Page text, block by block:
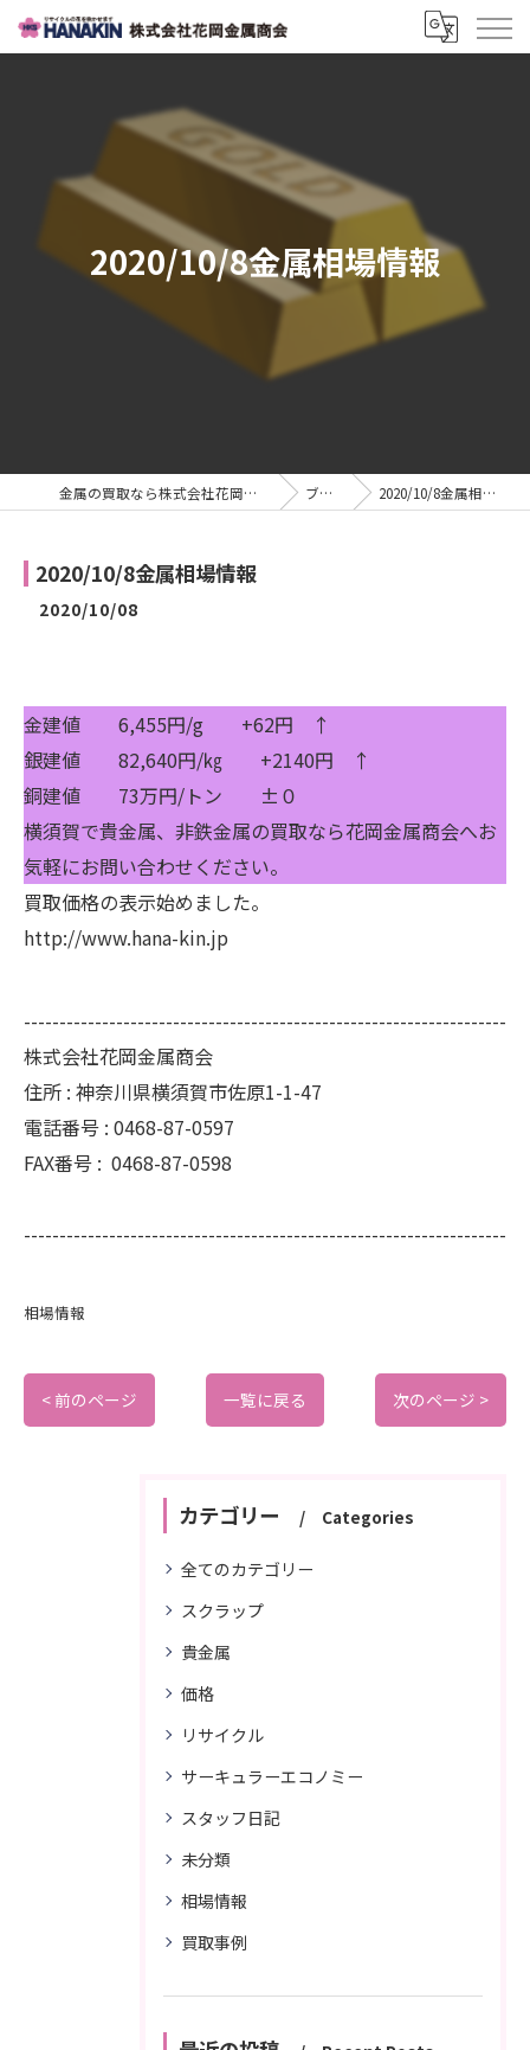
2020/10/8金属相場情報
金属の買取なら株式会社花岡金属商会 ブログ 2020/10/8金属相場情報
2020/10/8金属相場情報
2020/10/08
金建値 6,455円/g +62円 ↑
銀建値 82,640円/㎏ +2140円 ↑
銅建値 73万円/トン ±０
横須賀で貴金属、非鉄金属の買取なら花岡金属商会へお
気軽にお問い合わせください。
買取価格の表示始めました。
http://www.hana-kin.jp
--------------------------------------------------------------------
株式会社花岡金属商会
住所 : 神奈川県横須賀市佐原1-1-47
電話番号 : 0468-87-0597
FAX番号 : 0468-87-0598
--------------------------------------------------------------------
相場情報
< 前のページ 一覧に戻る 次のページ >
カテゴリー Categories
全てのカテゴリー
スクラップ
貴金属
価格
リサイクル
サーキュラーエコノミー
スタッフ日記
未分類
相場情報
買取事例